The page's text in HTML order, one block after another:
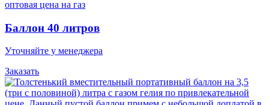
Баллон 40 литров
Уточняйте у менеджера
Заказать